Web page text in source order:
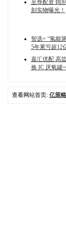
至尊配资 阔
刻实物曝光！
智选+ “氢能
5年累亏超12
嘉汇优配 高
换 IC 厌氧罐
查看网站首页: 亿策